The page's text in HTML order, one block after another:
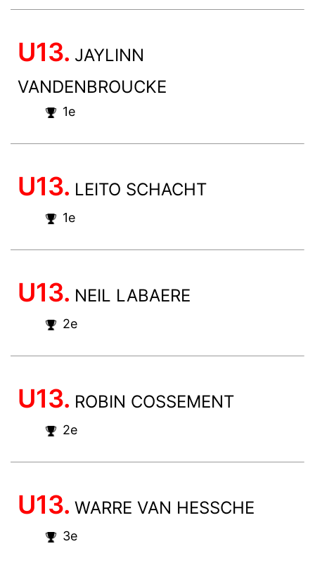
U13. JAYLINN
VANDENBROUCKE
1e
U13. LEITO SCHACHT
1e
U13. NEIL LABAERE
2e
U13. ROBIN COSSEMENT
2e
U13. WARRE VAN HESSCHE
3e